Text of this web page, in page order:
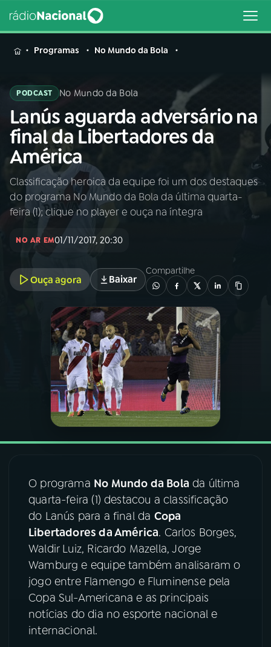
MENU
Buscar
na
Rádio
Nacional
Buscar
AO VIVO
01 INÍCIO
PROGRAMAS
PODCASTS
VIDEOCASTS
08 FESTIVAL DE MÚSICA
ACOMPANHE A RÁDIO NACIONAL
YouTube Facebook
Instagram X
TikTok
Programas No Mundo da Bola
PODCAST No Mundo da Bola
Lanús aguarda adversário na
final da Libertadores da
América
Classificação heroica da equipe foi um dos destaques
do programa No Mundo da Bola da última quarta-
feira (1); clique no player e ouça na íntegra
NO AR EM01/11/2017, 20:30
Ouça agora Baixar
Compartilhe
O programa No Mundo da Bola da última
quarta-feira (1) destacou a classificação
do Lanús para a final da Copa
Libertadores da América. Carlos Borges,
Waldir Luiz, Ricardo Mazella, Jorge
Wamburg e equipe também analisaram o
jogo entre Flamengo e Fluminense pela
Copa Sul-Americana e as principais
notícias do dia no esporte nacional e
internacional.